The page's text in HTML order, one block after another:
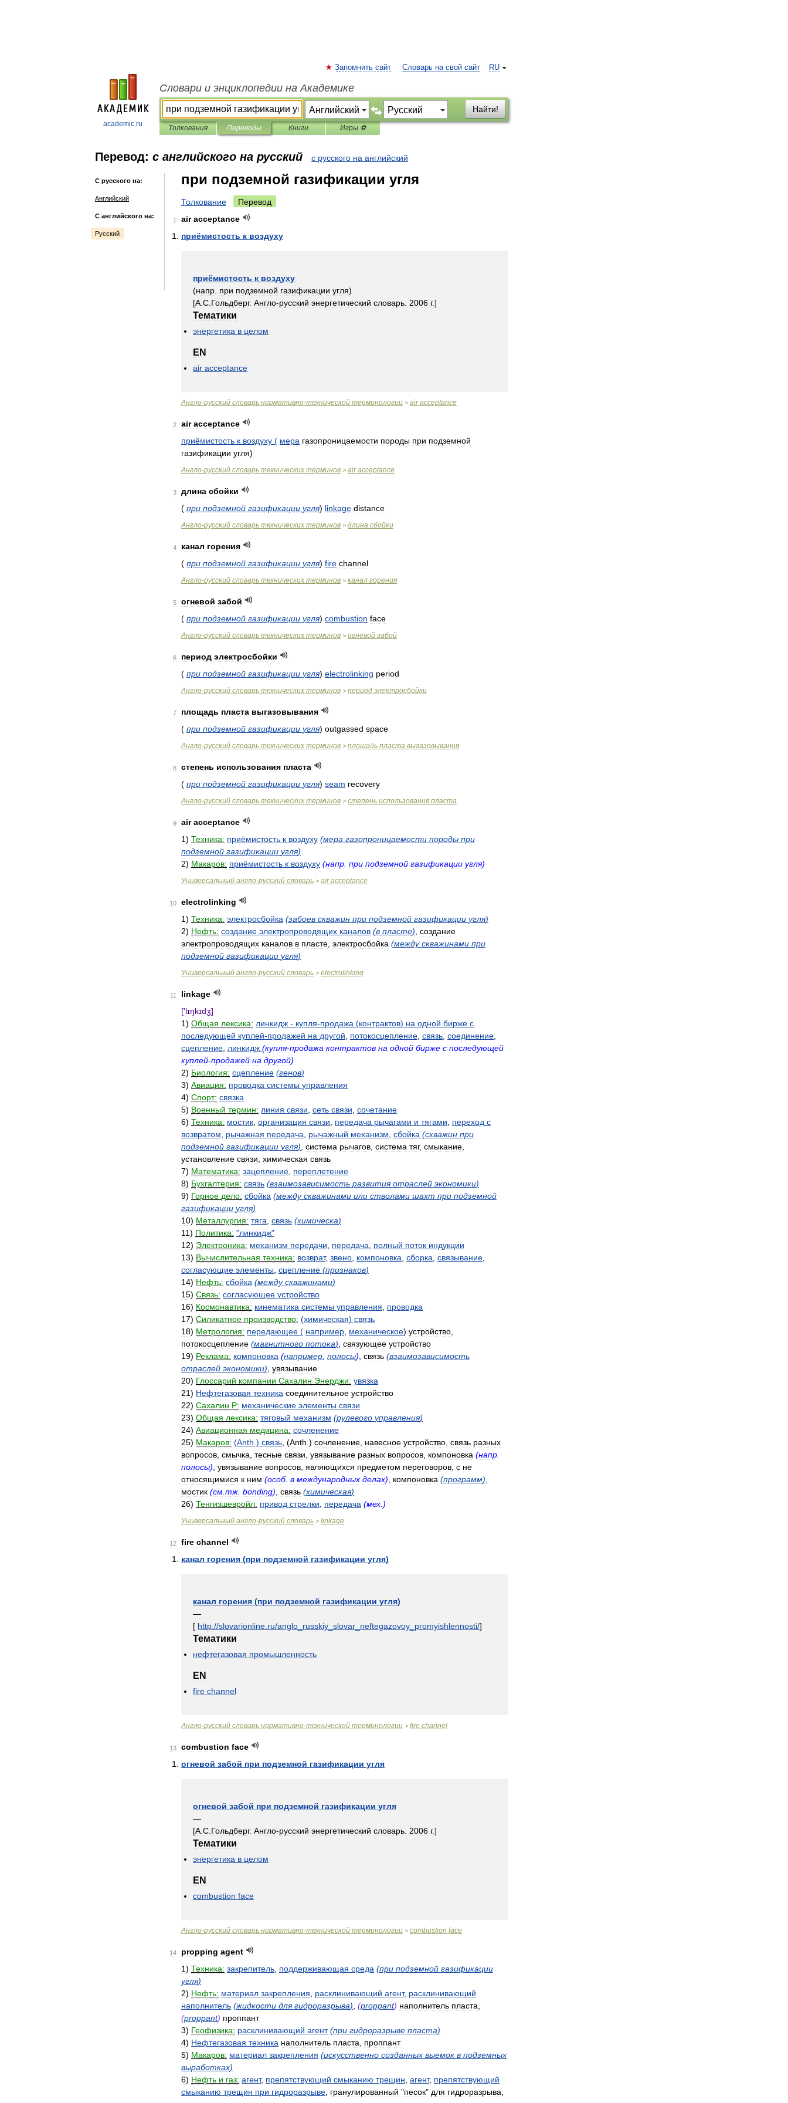
academic.ru
RU
Запомнить сайт Словарь на свой сайт
Словари и энциклопедии на Академике
Найти!
Толкования Переводы Книги Игры ⚽
Перевод: с английского на русский с русского на английский
С русского на:
Английский
С английского на:
Русский
при подземной газификации угля
Толкование Перевод
1 air acceptance
приёмистость к воздуху
приёмистость к воздуху
(напр при подземной газификации угля)
[А С Гольдберг. Англо-русский энергетический словарь 2006 г.]
Тематики
энергетика в целом
EN
air acceptance
Англо-русский словарь нормативно-технической терминологии > air acceptance
2 air acceptance
приёмистость к воздуху ( мера газопроницаемости породы при подземной
газификации угля)
Англо-русский словарь технических терминов > air acceptance
3 длина сбойки
( при подземной газификации угля) linkage distance
Англо-русский словарь технических терминов > длина сбойки
4 канал горения
( при подземной газификации угля) fire channel
Англо-русский словарь технических терминов > канал горения
5 огневой забой
( при подземной газификации угля) combustion face
Англо-русский словарь технических терминов > огневой забой
6 период электросбойки
( при подземной газификации угля) electrolinking period
Англо-русский словарь технических терминов > период электросбойки
7 площадь пласта выгазовывания
( при подземной газификации угля) outgassed space
Англо-русский словарь технических терминов > площадь пласта выгазовывания
8 степень использования пласта
( при подземной газификации угля) seam recovery
Англо-русский словарь технических терминов > степень использования пласта
9 air acceptance
1) Техника: приёмистость к воздуху (мера газопроницаемости породы при
подземной газификации угля)
2) Макаров: приёмистость к воздуху (напр при подземной газификации угля)
Универсальный англо-русский словарь > air acceptance
10
electrolinking
1) Техника: электросбойка (забоев скважин при подземной газификации угля)
2) Нефть: создание электропроводящих каналов (в пласте) создание
электропроводящих каналов в пласте электросбойка (между скважинами при
подземной газификации угля)
Универсальный англо-русский словарь > electrolinking
11
linkage
['lɪŋkɪdʒ]
1) Общая лексика: линкидж - купля-продажа (контрактов) на одной бирже с
последующей куплей-продажей на другой потокосцепление связь соединение
сцепление линкидж (купля-продажа контрактов на одной бирже с последующей
куплей-продажей на другой)
2) Биология: сцепление (генов)
3) Авиация: проводка системы управления
4) Спорт: связка
5) Военный термин: линия связи сеть связи сочетание
6) Техника: мостик организация связи передача рычагами и тягами переход с
возвратом
рычажная передача рычажный механизм сбойка (скважин при
подземной газификации угля) система рычагов система тяг, смыкание
установление связи химическая связь
7) Математика: зацепление переплетение
8) Бухгалтерия: связь (взаимозависимость развития отраслей экономики)
9) Горное дело: сбойка (между скважинами или стволами шахт при подземной
газификации угля)
10) Металлургия: тяга связь (химическа)
11) Политика: "линкидж"
12) Электроника: механизм передачи передача полный поток индукции
13) Вычислительная техника: возврат, звено компоновка сборка связывание
согласующие элементы сцепление (признаков)
14) Нефть: сбойка (между скважинами)
15) Связь: согласующее устройство
16) Космонавтика: кинематика системы управления
проводка
17) Силикатное производство: (химическая) связь
18) Метрология: передающее ( например механическое) устройство
потокосцепление (магнитного потока) связующее устройство
19) Реклама: компоновка (например полосы) связь (взаимозависимость
отраслей экономики) увязывание
20) Глоссарий компании Сахалин Энерджи: увязка
21) Нефтегазовая техника соединительное устройство
22) Сахалин Р: механические элементы связи
23) Общая лексика: тяговый механизм (рулевого управления)
24) Авиационная медицина: сочленение
25) Макаров: (Anth .) связь , (Anth .) сочленение навесное устройство связь разных
вопросов смычка тесные связи увязывание разных вопросов компоновка (напр
полосы) увязывание вопросов являющихся предметом переговоров с не
относящимися к ним (особ. в международных делах) компоновка (программ)
мостик (см тж bonding) связь (химическая)
26) Тенгизшевройл: привод стрелки передача (мех .)
Универсальный англо-русский словарь > linkage
12 fire channel
канал горения (при подземной газификации угля)
канал горения (при подземной газификации угля)
—
[ http://slovarionline ru/anglo russkiy slovar neftegazovoy promyishlennosti/]
Тематики
нефтегазовая промышленность
EN
fire channel
Англо-русский словарь нормативно-технической терминологии > fire channel
13 combustion face
огневой забой при подземной газификации угля
огневой забой при подземной газификации угля
—
[А С Гольдберг. Англо-русский энергетический словарь 2006 г.]
Тематики
энергетика в целом
EN
combustion face
Англо-русский словарь нормативно-технической терминологии > combustion face
14 propping agent
1) Техника: закрепитель поддерживающая среда (при подземной газификации
угля)
2) Нефть: материал закрепления расклинивающий агент, расклинивающий
наполнитель (жидкости для гидроразрыва) (proppant) наполнитель пласта
(proppant) проппант
3) Геофизика: расклинивающий агент (при гидроразрыве пласта)
4) Нефтегазовая техника наполнитель пласта
проппант
5) Макаров: материал закрепления (искусственно созданных выемок в подземных
выработках)
6) Нефть и газ: агент, препятствующий смыканию трещин агент, препятствующий
смыканию трещин при гидроразрыве гранулированный "песок" для гидроразрыва